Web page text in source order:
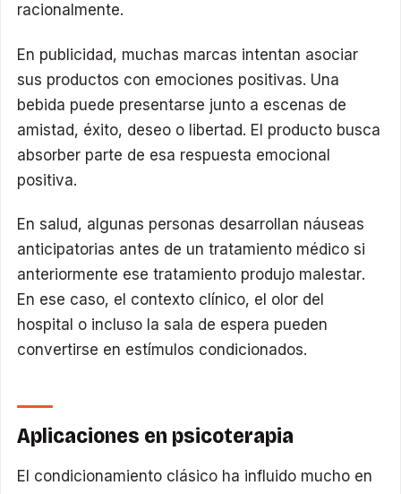
racionalmente.
En publicidad, muchas marcas intentan asociar
sus productos con emociones positivas. Una
bebida puede presentarse junto a escenas de
amistad, éxito, deseo o libertad. El producto busca
absorber parte de esa respuesta emocional
positiva.
En salud, algunas personas desarrollan náuseas
anticipatorias antes de un tratamiento médico si
anteriormente ese tratamiento produjo malestar.
En ese caso, el contexto clínico, el olor del
hospital o incluso la sala de espera pueden
convertirse en estímulos condicionados.
Aplicaciones en psicoterapia
El condicionamiento clásico ha influido mucho en